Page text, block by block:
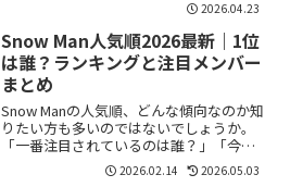
ル”ではなく、先輩後輩に近い関係性で
す。この記事では、SixTONES高地優吾さ
ん...
2026.04.23
Snow Man人気順2026最新｜1位
は誰？ランキングと注目メンバー
まとめ
Snow Manの人気順、どんな傾向なのか知
りたい方も多いのではないでしょうか。
「一番注目されているのは誰？」「今話
題になっているメンバーは？」そんな疑
問を持つ人も増えています。結論から言
2026.02.14 2026.05.03